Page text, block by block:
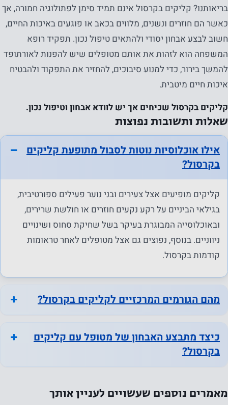
בריאותנו? קליקים בקרסול אינם תמיד סימן לפתולוגיה חמורה, אך
כאשר הם חוזרים ונשנים, מלווים בכאב או פוגעים באיכות החיים,
חשוב לבצע אבחון יסודי ולהתאים טיפול נכון. תפקיד רופא
המשפחה הוא לזהות את אותם מטופלים שיש להפנות לאורתופד
להמשך בירור, כדי למנוע סיבוכים, להחזיר את התפקוד ולהבטיח
איכות חיים מיטבית.
קליקים בקרסול שכיחים אך יש לוודא אבחון וטיפול נכון.
שאלות ותשובות נפוצות
אילו אוכלוסיות נוטות לסבול מתופעת קליקים
בקרסול?
קליקים מופיעים אצל צעירים ובני נוער פעילים ספורטיבית,
בגילאי הביניים על רקע נקעים חוזרים או חולשת שרירים,
ובאוכלוסייה המבוגרת בעיקר בשל שחיקת סחוס ושינויים
ניווניים. בנוסף, נפוצים גם אצל מטופלים לאחר טראומות
קודמות בקרסול.
מהם הגורמים המרכזיים לקליקים בקרסול?
כיצד מתבצע האבחון של מטופל עם קליקים
בקרסול?
מאמרים נוספים שעשויים לעניין אותך
נחוץ
עוגיות אלו
אופציונליות.
הם נחוצים
לשפר את
בסיס אופן